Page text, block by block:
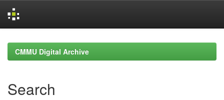
navigationCMMU Digital Archive
Search